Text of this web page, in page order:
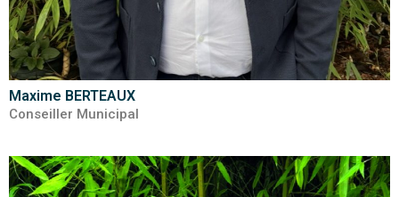
Maxime BERTEAUX
Conseiller Municipal